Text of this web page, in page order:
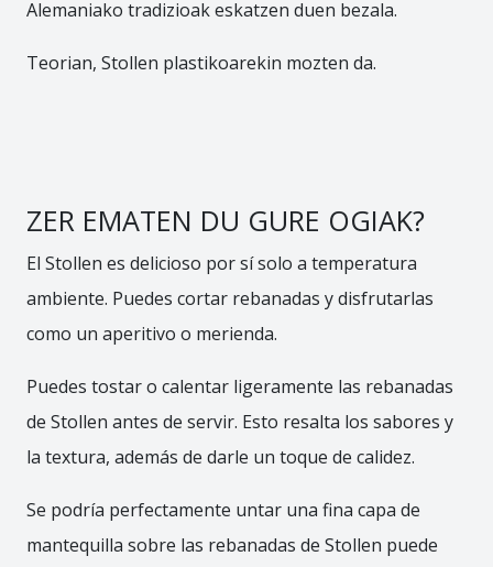
Alemaniako tradizioak eskatzen duen bezala.
Teorian, Stollen plastikoarekin mozten da.
ZER EMATEN DU GURE OGIAK?
El Stollen es delicioso por sí solo a temperatura
ambiente. Puedes cortar rebanadas y disfrutarlas
como un aperitivo o merienda.
Puedes tostar o calentar ligeramente las rebanadas
de Stollen antes de servir. Esto resalta los sabores y
la textura, además de darle un toque de calidez.
Se podría perfectamente untar una fina capa de
mantequilla sobre las rebanadas de Stollen puede